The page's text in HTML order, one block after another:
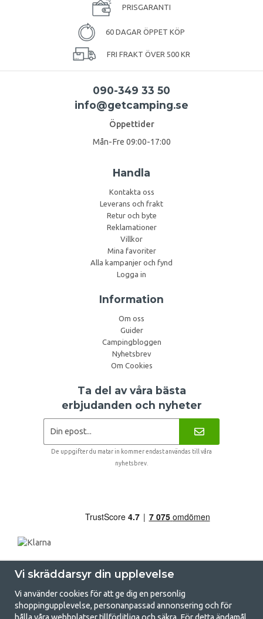
PRISGARANTI
60 DAGAR ÖPPET KÖP
FRI FRAKT ÖVER 500 KR
090-349 33 50
info@getcamping.se
Öppettider
Mån-Fre 09:00-17:00
Handla
Kontakta oss
Leverans och frakt
Retur och byte
Reklamationer
Villkor
Mina favoriter
Alla kampanjer och fynd
Logga in
Information
Om oss
Guider
Campingbloggen
Nyhetsbrev
Om Cookies
Ta del av våra bästa
erbjudanden och nyheter
De uppgifter du matar in kommer endast användas till våra
nyhetsbrev.
Vi skräddarsyr din upplevelse
Vi använder cookies för att ge dig en personlig
shoppingupplevelse, personanpassad annonsering och för